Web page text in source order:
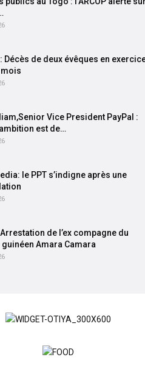
Décès de deux évêques en
Vice President PayPal :
est de…
le PPT s’indigne après une
de l’ex compagne du
guinéen Amara Camara